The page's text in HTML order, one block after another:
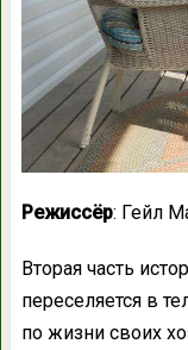
Режиссёр: Гейл
Вторая часть
переселяется в
по жизни своих